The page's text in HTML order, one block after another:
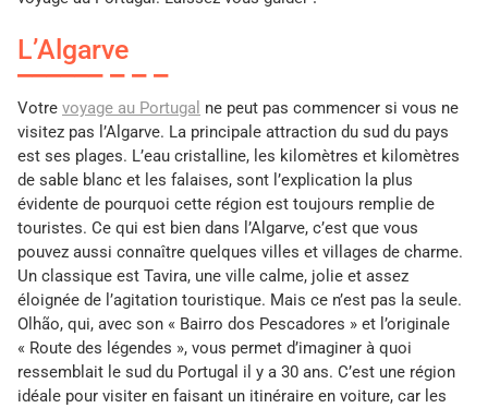
L’Algarve
Votre voyage au Portugal ne peut pas commencer si vous ne
visitez pas l’Algarve. La principale attraction du sud du pays
est ses plages. L’eau cristalline, les kilomètres et kilomètres
de sable blanc et les falaises, sont l’explication la plus
évidente de pourquoi cette région est toujours remplie de
touristes. Ce qui est bien dans l’Algarve, c’est que vous
pouvez aussi connaître quelques villes et villages de charme.
Un classique est Tavira, une ville calme, jolie et assez
éloignée de l’agitation touristique. Mais ce n’est pas la seule.
Olhão, qui, avec son « Bairro dos Pescadores » et l’originale
« Route des légendes », vous permet d’imaginer à quoi
ressemblait le sud du Portugal il y a 30 ans. C’est une région
idéale pour visiter en faisant un itinéraire en voiture, car les